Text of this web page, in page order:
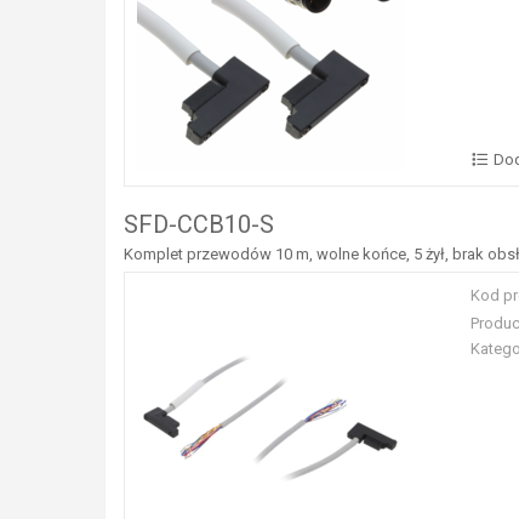
SFD-CCB10-S
Komplet przewodów 10 m, wolne końce, 5 żył, brak
Kod